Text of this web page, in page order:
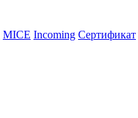
MICE Incoming Сертификат